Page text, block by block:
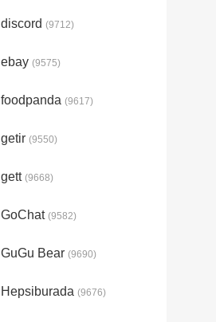
discord (9712)
ebay (9575)
foodpanda (9617)
getir (9550)
gett (9668)
GoChat (9582)
GuGu Bear (9690)
Hepsiburada (9676)